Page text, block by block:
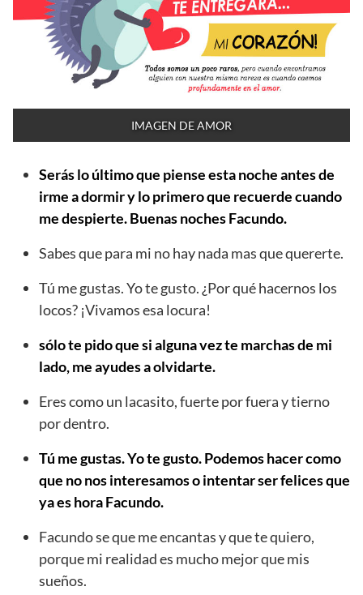
IMAGEN DE AMOR
Serás lo último que piense esta noche antes de
irme a dormir y lo primero que recuerde cuando
me despierte. Buenas noches Facundo.
Sabes que para mi no hay nada mas que quererte.
Tú me gustas. Yo te gusto. ¿Por qué hacernos los
locos? ¡Vivamos esa locura!
sólo te pido que si alguna vez te marchas de mi
lado, me ayudes a olvidarte.
Eres como un lacasito, fuerte por fuera y tierno
por dentro.
Tú me gustas. Yo te gusto. Podemos hacer como
que no nos interesamos o intentar ser felices que
ya es hora Facundo.
Facundo se que me encantas y que te quiero,
porque mi realidad es mucho mejor que mis
sueños.